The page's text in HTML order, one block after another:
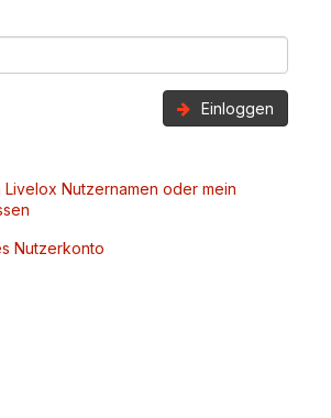
Einloggen
Livelox Nutzernamen oder mein
Nutzerkonto